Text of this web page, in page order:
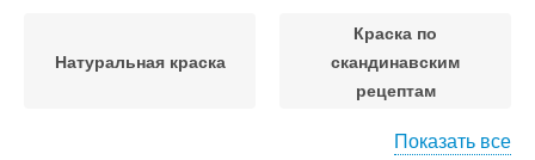
Натуральная краска
Краска по
скандинавским
рецептам
Показать все